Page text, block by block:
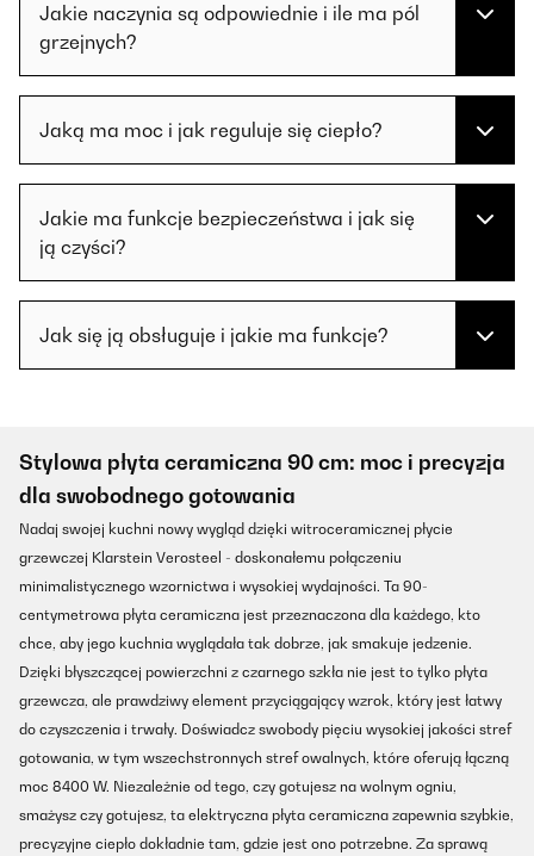
Jakie naczynia są odpowiednie i ile ma pól
grzejnych?
Jaką ma moc i jak reguluje się ciepło?
Jakie ma funkcje bezpieczeństwa i jak się
ją czyści?
Jak się ją obsługuje i jakie ma funkcje?
Stylowa płyta ceramiczna 90 cm: moc i precyzja
dla swobodnego gotowania
Nadaj swojej kuchni nowy wygląd dzięki witroceramicznej płycie
grzewczej Klarstein Verosteel - doskonałemu połączeniu
minimalistycznego wzornictwa i wysokiej wydajności. Ta 90-
centymetrowa płyta ceramiczna jest przeznaczona dla każdego, kto
chce, aby jego kuchnia wyglądała tak dobrze, jak smakuje jedzenie.
Dzięki błyszczącej powierzchni z czarnego szkła nie jest to tylko płyta
grzewcza, ale prawdziwy element przyciągający wzrok, który jest łatwy
do czyszczenia i trwały. Doświadcz swobody pięciu wysokiej jakości stref
gotowania, w tym wszechstronnych stref owalnych, które oferują łączną
moc 8400 W. Niezależnie od tego, czy gotujesz na wolnym ogniu,
smażysz czy gotujesz, ta elektryczna płyta ceramiczna zapewnia szybkie,
precyzyjne ciepło dokładnie tam, gdzie jest ono potrzebne. Za sprawą